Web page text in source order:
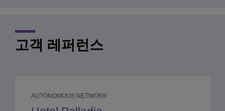
고객 레퍼런스
AUTONOMOUS NETWORK